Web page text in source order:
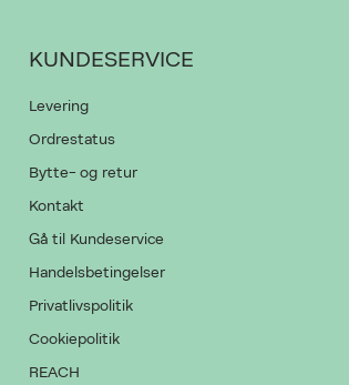
KUNDESERVICE
Levering
Ordrestatus
Bytte- og retur
Kontakt
Gå til Kundeservice
Handelsbetingelser
Privatlivspolitik
Cookiepolitik
REACH